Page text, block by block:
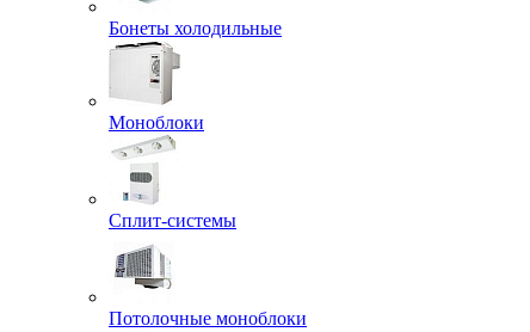
Бонеты холодильные
Моноблоки
Сплит-системы
Потолочные моноблоки